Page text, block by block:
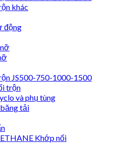
khác
động
JS500-750-1000-1500
trộn
và phụ tùng
tải
Khớp nối